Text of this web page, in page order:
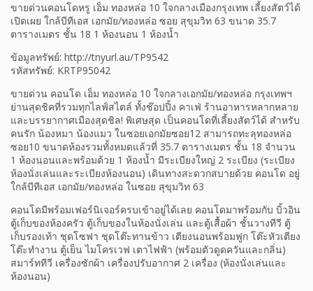
ขายด่วนคอนโดหรู เอ็ม ทองหล่อ 10 ใจกลางเมืองกรุงเทพ เลี้ยงสัตว์ได้
เปิดเผย ใกล้บีทีเอส เอกมัย/ทองหล่อ ซอย สุขุมวิท 63 ขนาด 35.7
ตารางเมตร ชั้น 18 1 ห้องนอน 1 ห้องน้ำ
ข้อมูลทรัพย์: http://tnyurl.au/TP9542
รหัสทรัพย์: KRTP95042
ขายด่วน คอนโด เอ็ม ทองหล่อ 10 ใจกลางเอกมัย/ทองหล่อ กรุงเทพฯ
ย่านสุดชิคที่รวมทุกไลฟ์สไตล์ ทั้งช๊อปปิ้ง คาเฟ่ ร้านอาหารหลากหลาย
และบรรยากาศเมืองสุดชิล! พิเศษสุด เป็นคอนโดที่เลี้ยงสัตว์ได้ สำหรับ
คนรัก น้องหมา น้องแมว ในซอยเอกมัยซอย12 สามารถทะลุทองหล่อ
ซอย10 ขนาดห้องรวมทั้งหมดแล้วที่ 35.7 ตารางเมตร ชั้น 18 จำนวน
1 ห้องนอนและพร้อมด้วย 1 ห้องน้ำ มีระเบียงใหญ่ 2 ระเบียง (ระเบียง
ห้องนั่งเล่นและระเบียงห้องนอน) เดินทางสะดวกสบายด้วย คอนโด อยู่
ใกล้บีทีเอส เอกมัย/ทองหล่อ ในซอย สุขุมวิท 63
คอนโดมีพร้อมเฟอร์นิเจอร์ครบเข้าอยู่ได้เลย คอนโดมาพร้อมกับ บิ้วอิน
ตู้เก็บของห้องครัว ตู้เก็บของในห้องนั่งเล่น และตู้เสื้อผ้า ชั้นวางทีวี ตู้
เก็บรองเท้า ชุดโซฟา ชุดโต๊ะทานข้าว เตียงนอนพร้อมฟูก โต๊ะหัวเตียง
โต๊ะทำงาน ตู้เย็น ไมโครเวฟ เตาไฟฟ้า (พร้อมตัวดูดควันและกลิ่น)
สมาร์ททีวี เครื่องซักผ้า เครื่องปรับอากาศ 2 เครื่อง (ห้องนั่งเล่นและ
ห้องนอน)